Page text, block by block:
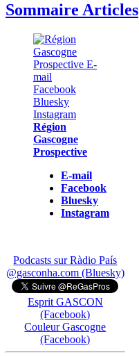
Sommaire Articles
Région
Gascogne
Prospective
E-mail
Facebook
Bluesky
Instagram
Podcasts sur Ràdio País
@gasconha.com (Bluesky)
Esprit GASCON
(Facebook)
Couleur Gascogne
(Facebook)